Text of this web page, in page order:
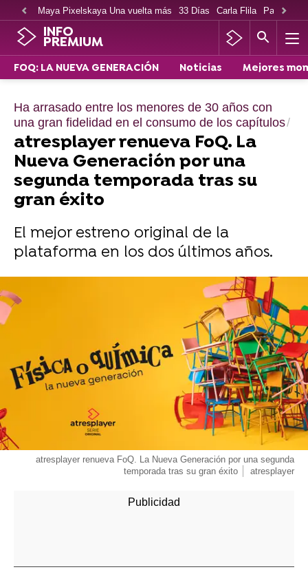
Maya Pixelskaya Una vuelta más 33 Días Carla Flila Paco
INFO
PREMIUM
FOQ: LA NUEVA GENERACIÓN Noticias Mejores
Ha arrasado entre los menores de 30 años con
una gran fidelidad en el consumo de los capítulos
atresplayer renueva FoQ. La
Nueva Generación por una
segunda temporada tras su
gran éxito
El mejor estreno original de la
plataforma en los dos últimos años.
atresplayer renueva FoQ. La Nueva Generación por una segunda
temporada tras su gran éxito
atresplayer